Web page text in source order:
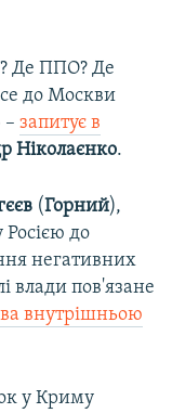
Де ППО? Де
до Москви
– запитує в
Ніколаєнко.
(Горний),
Росією до
негативних
влади пов'язане
внутрішньою
у Криму